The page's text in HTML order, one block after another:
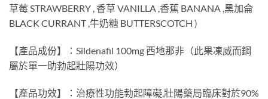
草莓 STRAWBERRY , 香草 VANILLA ,香蕉 BANANA ,黑加侖
BLACK CURRANT ,牛奶糖 BUTTERSCOTCH )
【產品成份】：Sildenafil 100mg 西地那非（此果凍威而鋼
屬於單一助勃起壯陽功效）
【產品功效】：治療性功能勃起障礙,壯陽藥局臨床對於90%